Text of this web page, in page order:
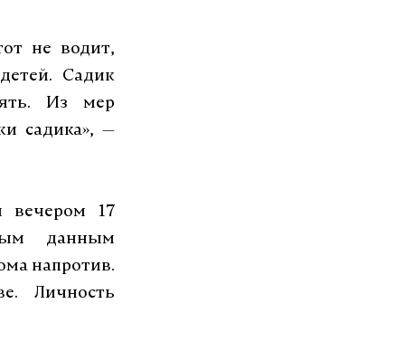
не водит,
Садик
Из мер
садика»,—
вечером 17
данным
напротив.
Личность